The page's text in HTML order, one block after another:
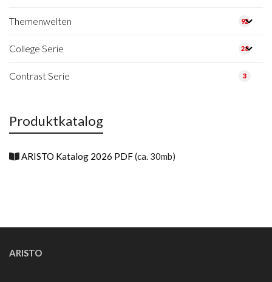
Themenwelten 92
College Serie 28
Contrast Serie 3
Produktkatalog
ARISTO Katalog 2026 PDF(ca. 30mb)
ARISTO